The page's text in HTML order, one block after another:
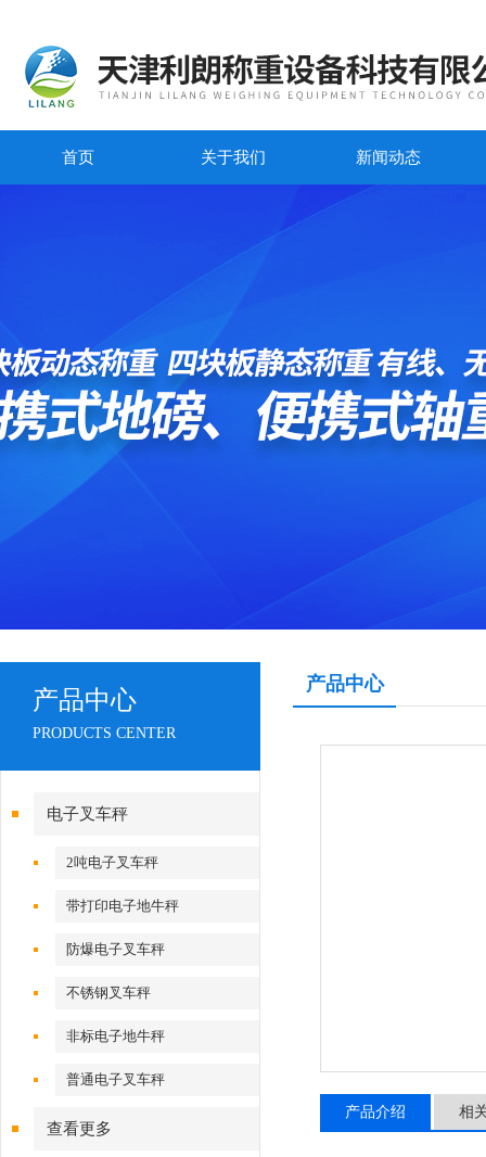
首页 关于我们 新闻动态
产品中心
PRODUCTS CENTER
电子叉车秤
2吨电子叉车秤
带打印电子地牛秤
防爆电子叉车秤
不锈钢叉车秤
非标电子地牛秤
普通电子叉车秤
查看更多
产品中心
产品介绍 相